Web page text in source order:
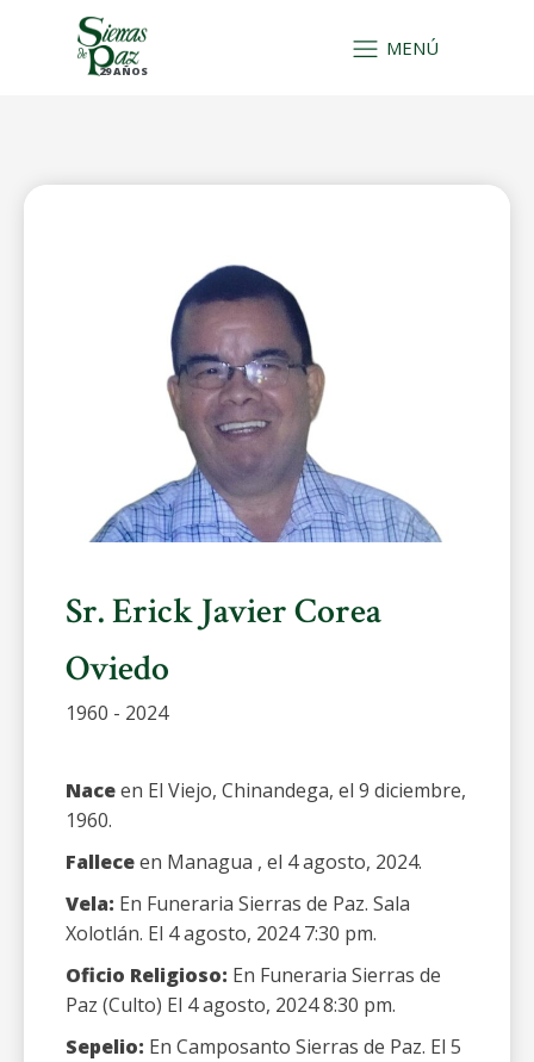
29 AÑOS
MENÚ
Sr. Erick Javier Corea
Oviedo
1960 - 2024
Naceen El Viejo, Chinandega, el 9 diciembre,
1960.
Falleceen Managua , el 4 agosto, 2024.
Vela: En Funeraria Sierras de Paz. Sala
Xolotlán. El 4 agosto, 2024 7:30 pm.
Oficio Religioso: En Funeraria Sierras de
Paz (Culto) El 4 agosto, 2024 8:30 pm.
Sepelio: En Camposanto Sierras de Paz. El 5